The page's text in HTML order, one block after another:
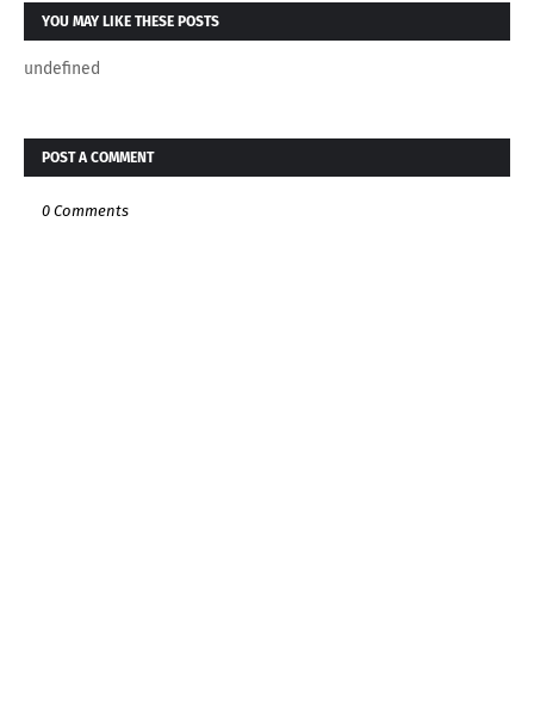
YOU MAY LIKE THESE POSTS
undefined
POST A COMMENT
0 Comments